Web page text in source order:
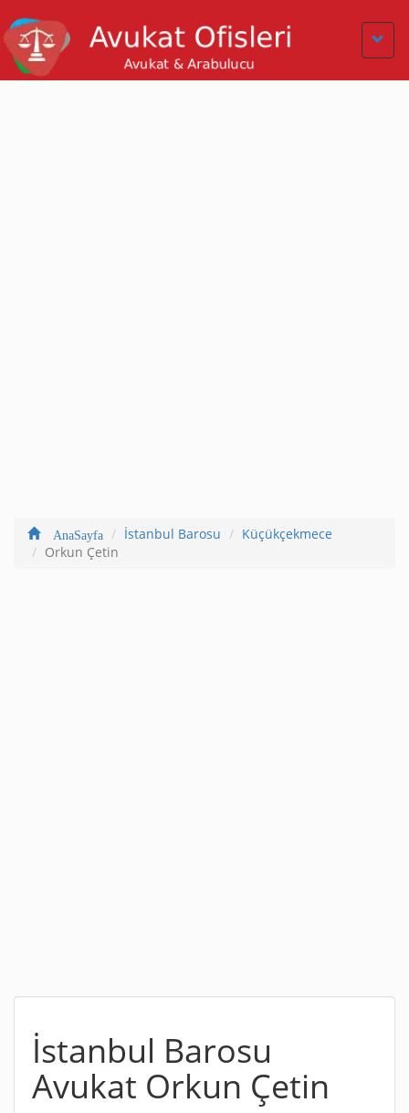
AnaSayfa İstanbul Barosu
Küçükçekmece
Orkun Çetin
İstanbul Barosu
Avukat Orkun Çetin